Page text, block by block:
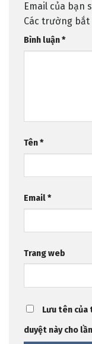
Email của bạn
Các trường
Bình luận*
Tên*
Email*
Trang web
Lưu tên
duyệt này cho